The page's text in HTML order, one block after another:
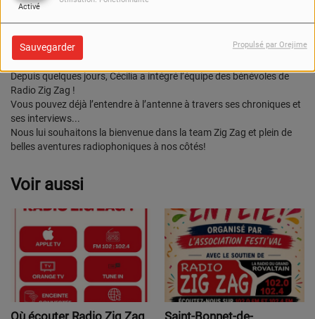
Activé
Sauvegarder Propulsé par Orejime
Depuis quelques jours, Cécilia a intégré l’équipe des bénévoles de
Radio Zig Zag !
Vous pouvez déjà l’entendre à l’antenne à travers ses chroniques et
ses interviews...
Nous lui souhaitons la bienvenue dans la team Zig Zag et plein de
belles aventures radiophoniques à nos côtés!
Voir aussi
Où écouter Radio Zig Zag Saint-Bonnet-de-